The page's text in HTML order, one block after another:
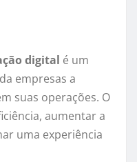
digital é um
empresas a
suas operações. O
aumentar a
uma experiência